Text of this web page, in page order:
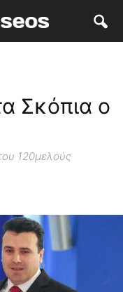
Σκόπια ο
120μελούς